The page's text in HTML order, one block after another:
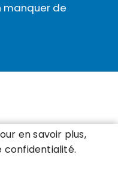
manquer de
en savoir plus,
confidentialité.